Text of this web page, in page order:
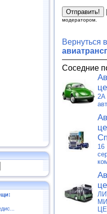
модератором.
Вернуться
Соседние
2A
16